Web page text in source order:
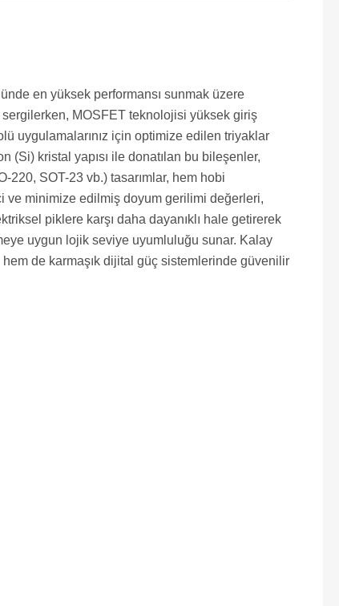
en yüksek performansı sunmak üzere
MOSFET teknolojisi yüksek giriş
uygulamalarınız için optimize edilen triyaklar
kristal yapısı ile donatılan bu bileşenler,
220, SOT-23 vb.) tasarımlar, hem hobi
ve minimize edilmiş doyum gerilimi değerleri,
piklere karşı daha dayanıklı hale getirerek
uygun lojik seviye uyumluluğu sunar. Kalay
de karmaşık dijital güç sistemlerinde güvenilir